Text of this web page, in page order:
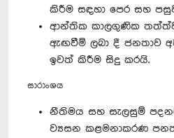
කිරීම සඳහා පෙර සහ
ආන්තික කාලගුණික
ඇඟවීම් ලබා දී ජනතාව
ඉවත් කිරීම සිදු කරයි.
සාරාංශය
නීතිමය සහ සැලසුම් පදනම
ව්‍යසන කළමනාකරණ